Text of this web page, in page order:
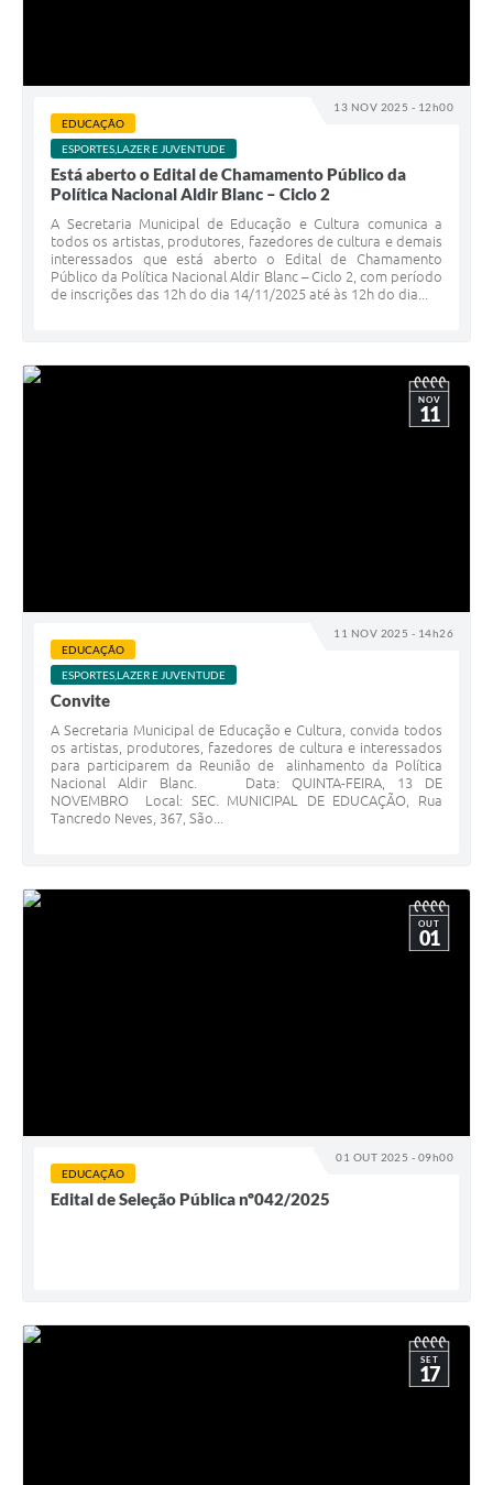
13 NOV 2025 - 12h00
EDUCAÇÃO
ESPORTES,LAZER E JUVENTUDE
Está aberto o Edital de Chamamento Público da
Política Nacional Aldir Blanc – Ciclo 2
A Secretaria Municipal de Educação e Cultura comunica a
todos os artistas, produtores, fazedores de cultura e demais
interessados que está aberto o Edital de Chamamento
Público da Política Nacional Aldir Blanc – Ciclo 2, com período
de inscrições das 12h do dia 14/11/2025 até às 12h do dia...
11 NOV 2025 - 14h26
NOV
11
EDUCAÇÃO
ESPORTES,LAZER E JUVENTUDE
Convite
A Secretaria Municipal de Educação e Cultura, convida todos
os artistas, produtores, fazedores de cultura e interessados
para participarem da Reunião de alinhamento da Política
Nacional Aldir Blanc. Data: QUINTA-FEIRA, 13 DE
NOVEMBRO Local: SEC. MUNICIPAL DE EDUCAÇÃO, Rua
Tancredo Neves, 367, São...
01 OUT 2025 - 09h00
OUT
01
EDUCAÇÃO
Edital de Seleção Pública nº042/2025
SET
17